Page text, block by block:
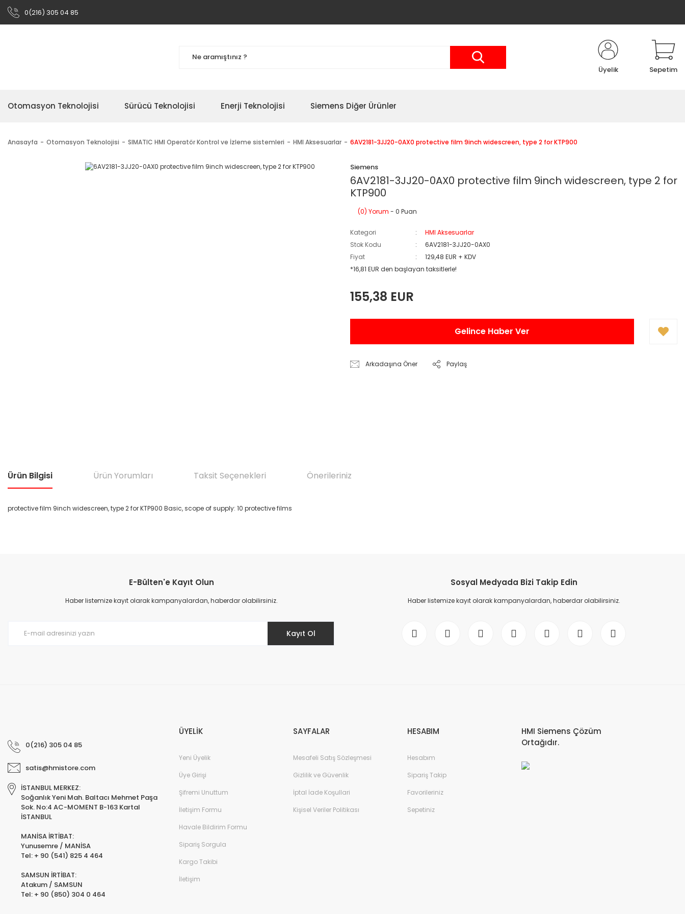
0(216) 305 04 85
Üyelik Sepetim
Otomasyon Teknolojisi Sürücü Teknolojisi Enerji Teknolojisi Siemens Diğer Ürünler
Anasayfa Otomasyon Teknolojisi SIMATIC HMI Operatör Kontrol ve İzleme sistemleri HMI Aksesuarlar 6AV2181-3JJ20-0AX0 protective film 9inch widescreen, type 2 for KTP900
Siemens
6AV2181-3JJ20-0AX0 protective film 9inch widescreen, type 2 for
KTP900
(0) Yorum - 0 Puan
Kategori
HMI Aksesuarlar
Stok Kodu
6AV2181-3JJ20-0AX0
Fiyat
129,48 EUR + KDV
*16,81 EUR den başlayan taksitlerle!
155,38 EUR
Gelince Haber Ver
Arkadaşına Öner Paylaş
Ürün Bilgisi Ürün Yorumları Taksit Seçenekleri Önerileriniz
protective film 9inch widescreen, type 2 for KTP900 Basic, scope of supply: 10 protective films
Ürün resmi kalitesiz, bozuk veya görüntülenemiyor.
Ürün açıklamasında eksik bilgiler bulunuyor.
E-Bülten'e Kayıt Olun
Haber listemize kayıt olarak kampanyalardan, haberdar olabilirsiniz.
Kayıt Ol
Sosyal Medyada Bizi Takip Edin
Haber listemize kayıt olarak kampanyalardan, haberdar olabilirsiniz.
0(216) 305 04 85
satis@hmistore.com
İSTANBUL MERKEZ:
Soğanlık Yeni Mah. Baltacı Mehmet Paşa
Sok. No:4 AC-MOMENT B-163 Kartal
İSTANBUL
MANİSA İRTİBAT:
Yunusemre / MANİSA
Tel: + 90 (541) 825 4 464
SAMSUN İRTİBAT:
Atakum / SAMSUN
Tel: + 90 (850) 304 0 464
ÜYELİK
Yeni Üyelik
Üye Girişi
Şifremi Unuttum
İletişim Formu
Havale Bildirim Formu
Sipariş Sorgula
Kargo Takibi
İletişim
SAYFALAR
Mesafeli Satış Sözleşmesi
Gizlilik ve Güvenlik
İptal İade Koşullari
Kişisel Veriler Politikası
HESABIM
Hesabım
Sipariş Takip
Favorileriniz
Sepetiniz
HMI Siemens Çözüm
Ortağıdır.